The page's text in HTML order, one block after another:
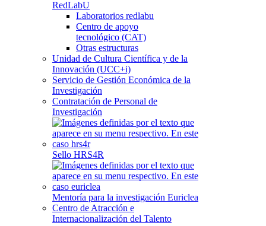
RedLabU
Laboratorios redlabu
Centro de apoyo
tecnológico (CAT)
Otras estructuras
Unidad de Cultura Científica y de la
Innovación (UCC+i)
Servicio de Gestión Económica de la
Investigación
Contratación de Personal de
Investigación
Sello HRS4R
Mentoría para la investigación Euriclea
Centro de Atracción e
Internacionalización del Talento